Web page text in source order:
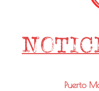
Puerto